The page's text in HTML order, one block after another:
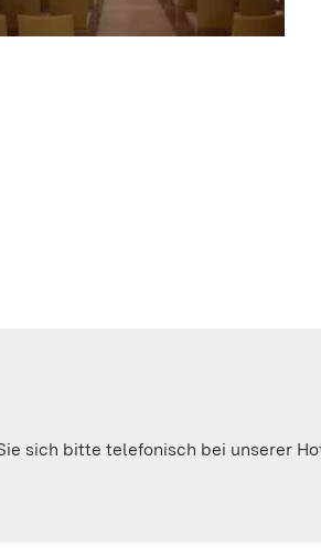
sich bitte telefonisch bei unserer